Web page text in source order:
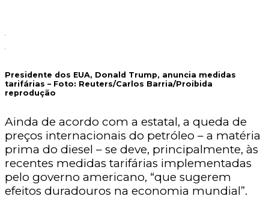
Presidente dos EUA, Donald Trump, anuncia medidas
tarifárias – Foto: Reuters/Carlos Barria/Proibida
reprodução
Ainda de acordo com a estatal, a queda de
preços internacionais do petróleo – a matéria
prima do diesel – se deve, principalmente, às
recentes medidas tarifárias implementadas
pelo governo americano, “que sugerem
efeitos duradouros na economia mundial”.